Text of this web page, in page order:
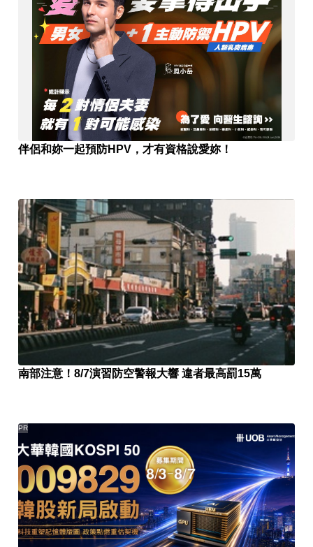
伴侶和妳一起預防HPV，才有資格說愛妳！
南部注意！8/7演習防空警報大響 違者最高罰15萬
PR